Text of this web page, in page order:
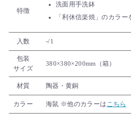
特徴
洗面用手洗鉢
「利休信楽焼」のカラ
入数 -/1
包装
サイズ
380×380×200mm（箱）
材質 陶器・黄銅
カラー 海鼠 ※他のカラーは こちら